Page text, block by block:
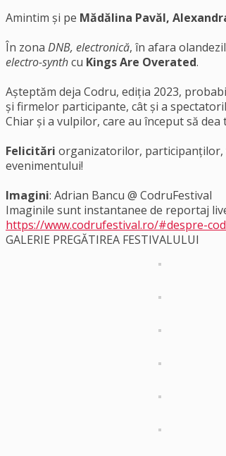
Amintim și pe Mădălina Pavăl,
În zona DNB, electronică, în afara
electro-synthcu Kings Are Overated.
Așteptăm deja Codru, ediția 2023,
și firmelor participante, cât și a
Chiar și a vulpilor, care au început să
Felicitări organizatorilor,
evenimentului!
Imagini: Adrian Bancu @ CodruFestival
Imaginile sunt instantanee de reportaj
https://www.codrufestival.ro/#despre-
GALERIE PREGĂTIREA FESTIVALULUI